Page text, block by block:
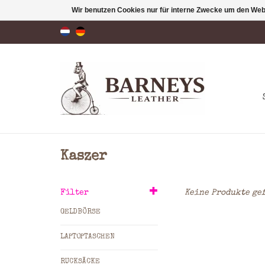
Kaszer
Filter
GELDBÖRSE
LAPTOPTASCHEN
RUCKSÄCKE
Keine Produkte
Wir benutzen Cookies nur für interne Zwecke um den